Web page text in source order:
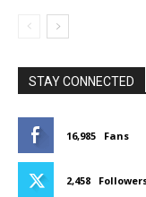
STAY CONNECTED
16,985 Fans
2,458